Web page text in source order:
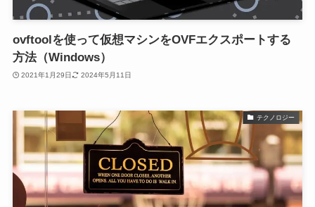
ovftoolを使って仮想マシンをOVFエクスポートする
方法（Windows）
2021年1月29日 2024年5月11日
テクノロジー